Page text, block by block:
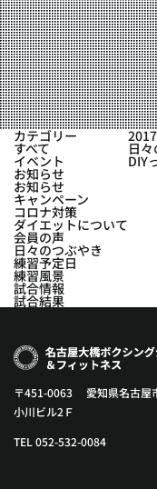
フ
YOUTUBE
カテゴリー
すべて
イベント
お知らせ
お知らせ
キャンペーン
コロナ対策
ダイエットについて
会員の声
日々のつぶやき
練習予定日
練習風景
試合情報
試合結果
日
DIY
〒451-0063 愛知県名古屋
小川ビル2Ｆ
TEL 052-532-0084